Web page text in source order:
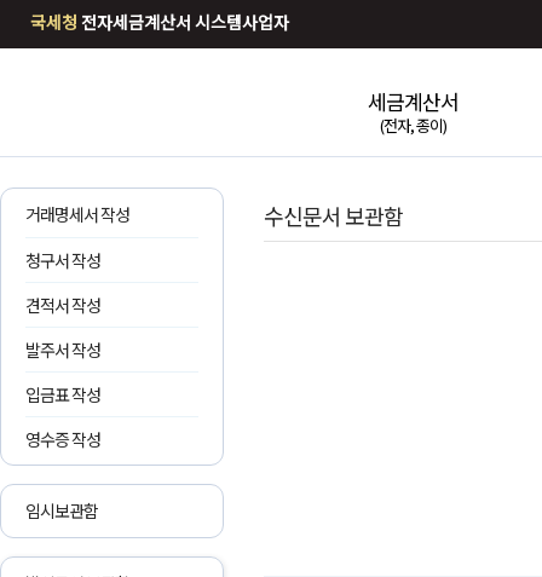
국세청 전자세금계산서 시스템사업자
세금계산서
(전자, 종이)
거래명세서 작성
청구서 작성
견적서 작성
발주서 작성
입금표 작성
영수증 작성
임시보관함
수신문서 보관함